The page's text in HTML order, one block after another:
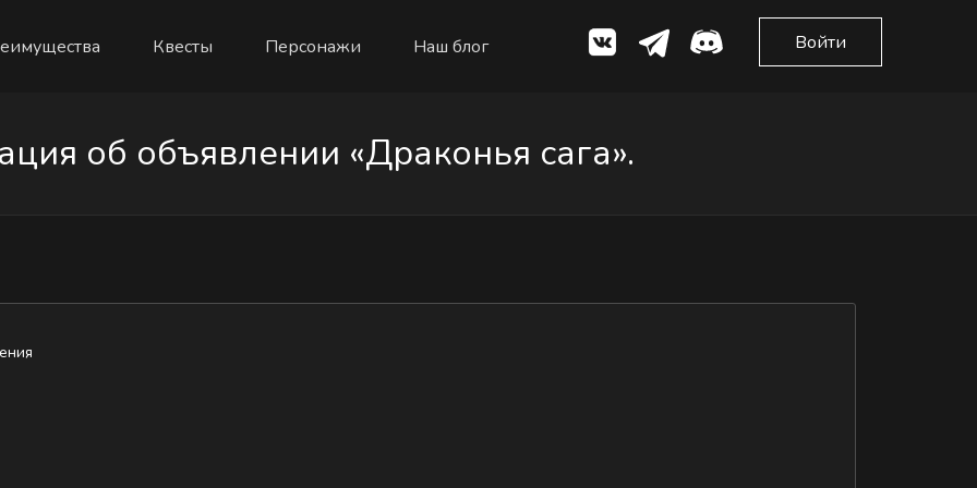
Квесты Персонажи Наш блог Войти
об объявлении «Драконья сага».